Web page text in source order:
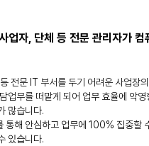
업자, 단체 등 전문 관리자가 컴
전문 IT 부서를 두기 어려운 사업장의
업무를 떠맡게 되어 업무 효율에 악영
많습니다.
통해 안심하고 업무에 100% 집중할
있습니다.